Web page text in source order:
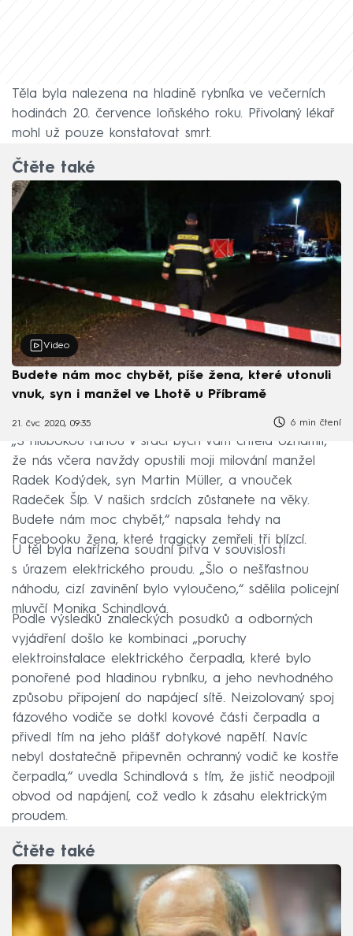
Těla byla nalezena na hladině rybníka ve večerních
hodinách 20. července loňského roku. Přivolaný lékař
mohl už pouze konstatovat smrt.
Čtěte také
Video
Budete nám moc chybět, píše žena, které utonuli
vnuk, syn i manžel ve Lhotě u Příbramě
21. čvc 2020, 09:35 6 min čtení
„S hlubokou ranou v srdci bych vám chtěla oznámit,
že nás včera navždy opustili moji milování manžel
Radek Kodýdek, syn Martin Müller, a vnouček
Radeček Šíp. V našich srdcích zůstanete na věky.
Budete nám moc chybět,“ napsala tehdy na
Facebooku žena, které tragicky zemřeli tři blízcí.
U těl byla nařízena soudní pitva v souvislosti
s úrazem elektrického proudu. „Šlo o nešťastnou
náhodu, cizí zavinění bylo vyloučeno,“ sdělila policejní
mluvčí Monika Schindlová.
Podle výsledků znaleckých posudků a odborných
vyjádření došlo ke kombinaci „poruchy
elektroinstalace elektrického čerpadla, které bylo
ponořené pod hladinou rybníku, a jeho nevhodného
způsobu připojení do napájecí sítě. Neizolovaný spoj
fázového vodiče se dotkl kovové části čerpadla a
přivedl tím na jeho plášť dotykové napětí. Navíc
nebyl dostatečně připevněn ochranný vodič ke kostře
čerpadla,“ uvedla Schindlová s tím, že jistič neodpojil
obvod od napájení, což vedlo k zásahu elektrickým
proudem.
Čtěte také